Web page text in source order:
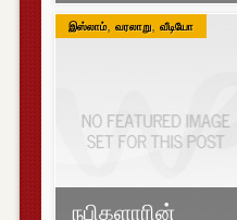
இஸ்லாம், வரலாறு, வீடியோ
நபிகளாரின்